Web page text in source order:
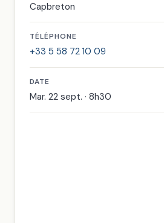
Capbreton
TÉLÉPHONE
+33 5 58 72 10 09
DATE
Mar. 22 sept. · 8h30